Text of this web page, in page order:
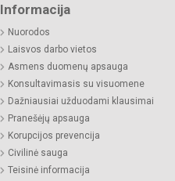
Informacija
Nuorodos
Laisvos darbo vietos
Asmens duomenų apsauga
Konsultavimasis su visuomene
Dažniausiai užduodami klausimai
Pranešėjų apsauga
Korupcijos prevencija
Civilinė sauga
Teisinė informacija